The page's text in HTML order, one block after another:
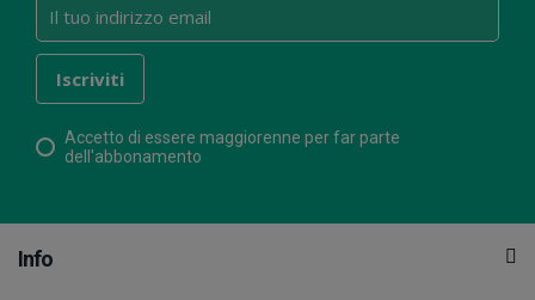
Accetto di essere maggiorenne per far parte
dell'abbonamento
Info